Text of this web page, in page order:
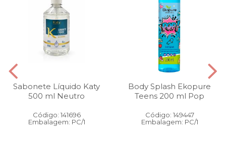
Sabonete Líquido Katy
500 ml Neutro
Código: 141696
Embalagem: PC/1
Body Splash Ekopure
Teens 200 ml Pop
Código: 149447
Embalagem: PC/1